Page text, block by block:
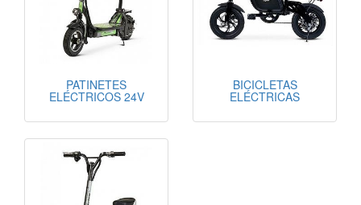
PATINETES
ELÉCTRICOS 24V
BICICLETAS
ELÉCTRICAS